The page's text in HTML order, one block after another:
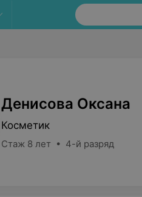
Денисова Оксана
Косметик
Стаж 8 лет • 4-й разряд